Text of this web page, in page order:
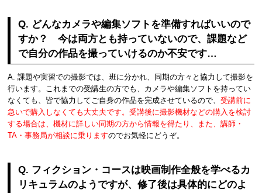
Q. どんなカメラや編集ソフトを準備すればいいので
すか？ 今は両方とも持っていないので、課題など
で自分の作品を撮っていけるのか不安です…
A. 課題や実習での撮影では、班に分かれ、同期の方々と協力して撮影を
行います。これまでの受講生の方でも、カメラや編集ソフトを持ってい
なくても、皆で協力してご自身の作品を完成させているので、受講前に
急いで購入しなくても大丈夫です。受講後に撮影機材などの購入を検討
する場合は、機材に詳しい同期の方から情報を得たり、また、講師・
TA・事務局が相談に乗りますのでお気軽にどうぞ。
Q. フィクション・コースは映画制作全般を学べるカ
リキュラムのようですが、修了後は具体的にどのよ